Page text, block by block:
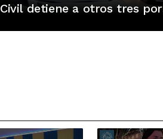
Civil detiene a otros tres por